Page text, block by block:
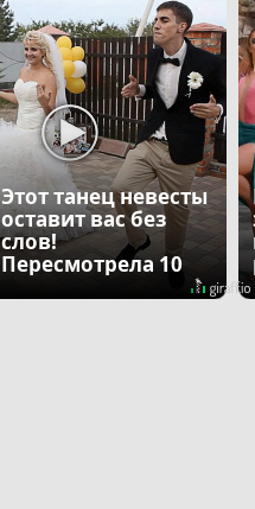
Этот танец невесты
оставит вас без
слов!
Пересмотрела 10